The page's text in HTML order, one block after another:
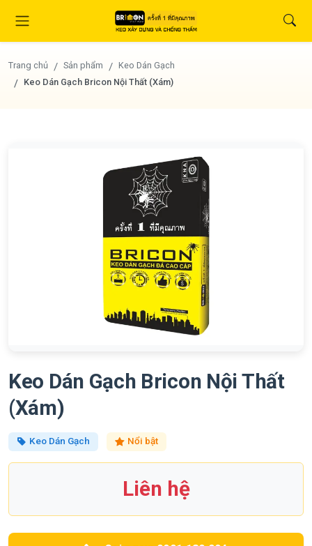
Trang chủ Sản phẩm
Keo Dán Gạch
Keo Dán Gạch Bricon Nội Thất (Xám)
Keo Dán Gạch Bricon Nội Thất
(Xám)
Keo Dán Gạch Nổi bật
Liên hệ